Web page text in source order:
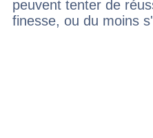
peuvent tenter de
finesse, ou du moins